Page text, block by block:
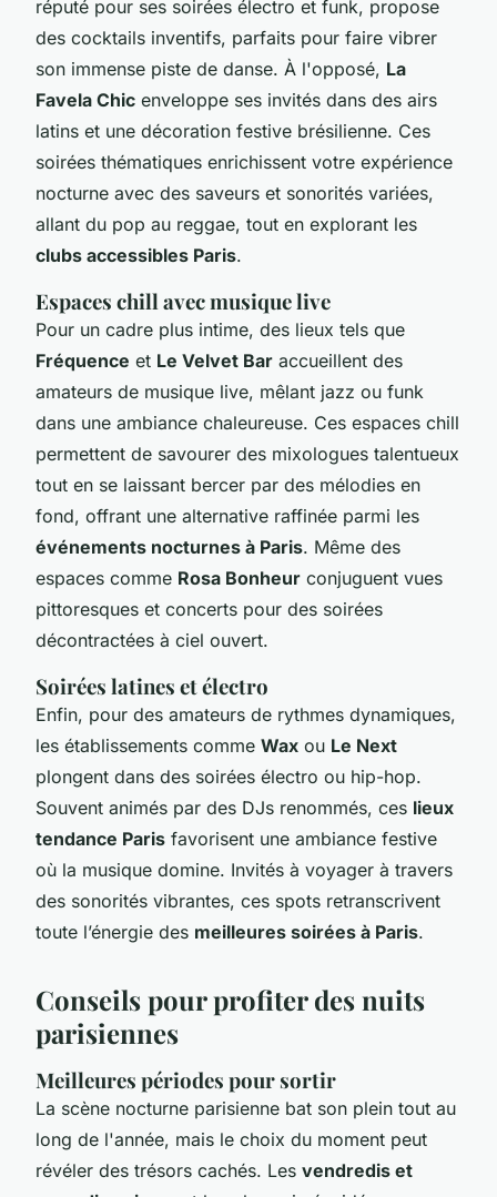
réputé pour ses soirées électro et funk, propose
des cocktails inventifs, parfaits pour faire vibrer
son immense piste de danse. À l'opposé, La
Favela Chic enveloppe ses invités dans des airs
latins et une décoration festive brésilienne. Ces
soirées thématiques enrichissent votre expérience
nocturne avec des saveurs et sonorités variées,
allant du pop au reggae, tout en explorant les
clubs accessibles Paris.
Espaces chill avec musique live
Pour un cadre plus intime, des lieux tels que
Fréquence et Le Velvet Bar accueillent des
amateurs de musique live, mêlant jazz ou funk
dans une ambiance chaleureuse. Ces espaces chill
permettent de savourer des mixologues talentueux
tout en se laissant bercer par des mélodies en
fond, offrant une alternative raffinée parmi les
événements nocturnes à Paris. Même des
espaces comme Rosa Bonheur conjuguent vues
pittoresques et concerts pour des soirées
décontractées à ciel ouvert.
Soirées latines et électro
Enfin, pour des amateurs de rythmes dynamiques,
les établissements comme Wax ou Le Next
plongent dans des soirées électro ou hip-hop.
Souvent animés par des DJs renommés, ces lieux
tendance Paris favorisent une ambiance festive
où la musique domine. Invités à voyager à travers
des sonorités vibrantes, ces spots retranscrivent
toute l’énergie des meilleures soirées à Paris.
Conseils pour profiter des nuits
parisiennes
Meilleures périodes pour sortir
La scène nocturne parisienne bat son plein tout au
long de l'année, mais le choix du moment peut
révéler des trésors cachés. Les vendredis et